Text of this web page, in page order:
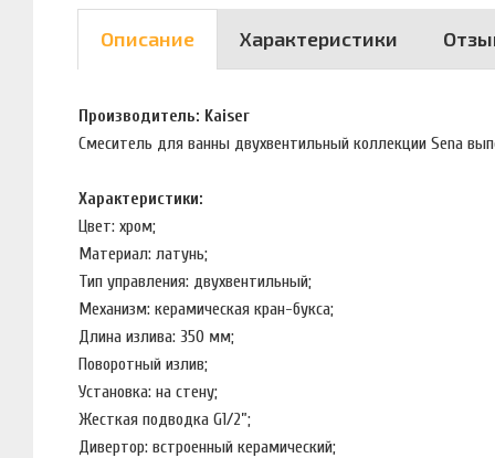
Описание Характеристики
Производитель: Kaiser
Смеситель для ванны двухвентильный коллекции Sena
Характеристики:
Цвет: хром;
Материал: латунь;
Тип управления: двухвентильный;
Механизм: керамическая кран-букса;
Длина излива: 350 мм;
Поворотный излив;
Установка: на стену;
Жесткая подводка G1/2”;
Дивертор: встроенный керамический;